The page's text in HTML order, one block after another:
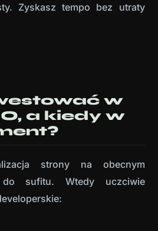
Zyskasz tempo bez utraty
w
a kiedy w
strony na obecnym
do sufitu. Wtedy uczciwie